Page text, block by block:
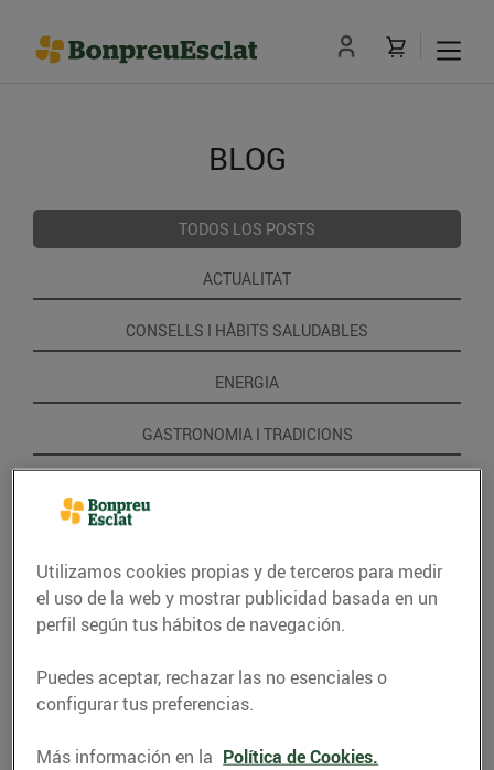
BLOG
TODOS LOS POSTS
ACTUALITAT
CONSELLS I HÀBITS SALUDABLES
ENERGIA
GASTRONOMIA I TRADICIONS
Utilizamos cookies propias y de terceros para medir
el uso de la web y mostrar publicidad basada en un
perfil según tus hábitos de navegación.
Puedes aceptar, rechazar las no esenciales o
configurar tus preferencias.
Más información en la Política de Cookies.